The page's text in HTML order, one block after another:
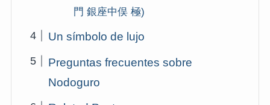
門 銀座中俣 極)
Un símbolo de lujo
Preguntas frecuentes sobre
Nodoguro